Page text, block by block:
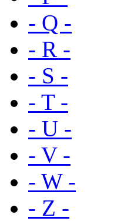
- Q -
- R -
- S -
- T -
- U -
- V -
- W -
- Z -